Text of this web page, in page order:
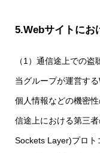
5.Webサイトにお
（1）通信途上での盗
当グループが運営す
個人情報などの機密
信途上における第三
Sockets Layer)プロト